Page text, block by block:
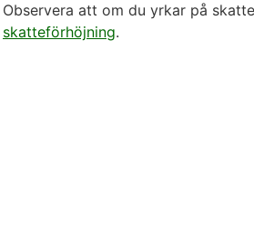
Observera att om du yrkar på
skatteförhöjning.